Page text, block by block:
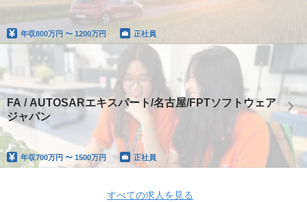
年収800万円 〜 1200万円 正社員
FA / AUTOSARエキスパート/名古屋/FPTソフトウェア
ジャパン
年収700万円 〜 1500万円 正社員
すべての求人を見る